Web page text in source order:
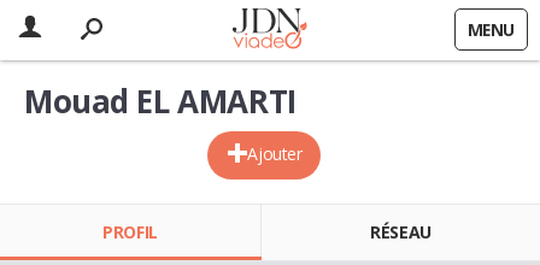
MENU
Ajouter
Mouad EL AMARTI
PROFIL RÉSEAU